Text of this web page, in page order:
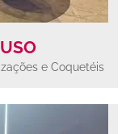
e Coquetéis